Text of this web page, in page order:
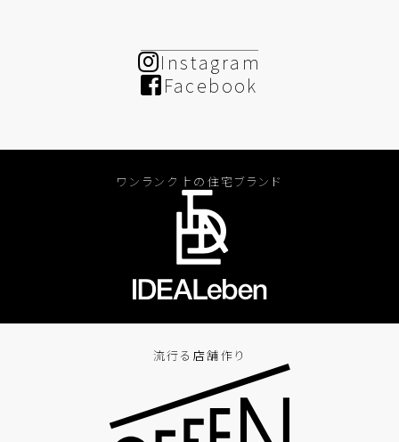
Instagram
Facebook
ワンランク上の住宅ブランド
流行る店舗作り